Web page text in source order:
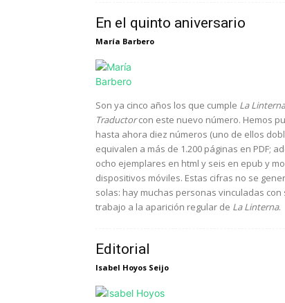
En el quinto aniversario
María Barbero
Son ya cinco años los que cumple La
Traductorcon este nuevo número. Hemos
hasta ahora diez números (uno de ellos
equivalen a más de 1.200 páginas en PDF;
ocho ejemplares en html y seis en epub y
dispositivos móviles. Estas cifras no se
solas: hay muchas personas vinculadas con
trabajo a la aparición regular de La Linterna.
Editorial
Isabel Hoyos Seijo